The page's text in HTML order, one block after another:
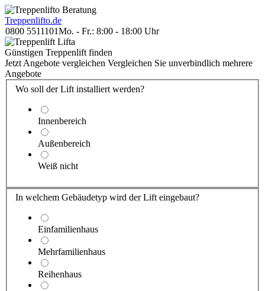
Treppenlifto.de
0800 5511101Mo. - Fr.: 8:00 - 18:00 Uhr
Günstigen Treppenlift finden
Jetzt Angebote vergleichen Vergleichen Sie unverbindlich mehrere
Angebote
Wo soll der Lift installiert werden?
Innenbereich
Außenbereich
Weiß nicht
In welchem Gebäudetyp wird der Lift eingebaut?
Einfamilienhaus
Mehrfamilienhaus
Reihenhaus